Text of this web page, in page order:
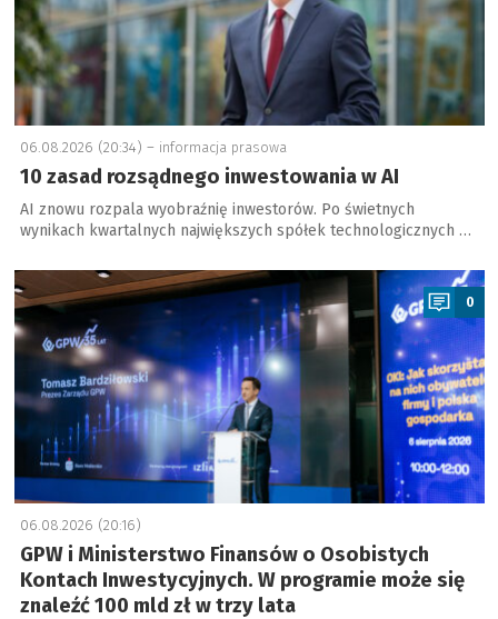
06.08.2026 (20:34) – informacja prasowa
10 zasad rozsądnego inwestowania w AI
AI znowu rozpala wyobraźnię inwestorów. Po świetnych
wynikach kwartalnych największych spółek technologicznych …
a
0
06.08.2026 (20:16)
GPW i Ministerstwo Finansów o Osobistych
Kontach Inwestycyjnych. W programie może się
znaleźć 100 mld zł w trzy lata